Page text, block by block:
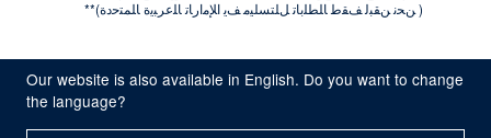
( ﻦﺤﻧ ﻦﻘﺒﻟ ﻒﻘﻃ ﺎﻠﻄﻠﺑﺎﺗ ﻞﻠﺘﺴﻠﻴﻣ ﻒﻳ ﺍﻺﻣﺍﺭﺎﺗ ﺎﻠﻋﺮﺒﻳﺓ ﺎﻠﻤﺘﺣﺩﺓ)**
© Kryolan 2026
سياسة الخصوصية
Our website is also available in English. Do you want to change
the language?